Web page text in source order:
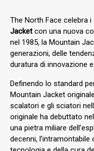
The North Face celebra i
Jacketcon una nuova
nel 1985, la Mountain
generazioni, delle
duratura di innovazione
Definendo lo standard
Mountain Jacket
scalatori e gli sciatori
originale ha debuttato
una pietra miliare
decenni,